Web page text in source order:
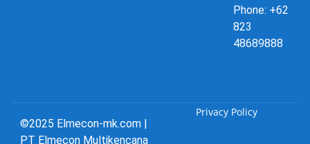
Phone: +62
823
48689888
©2025 Elmecon-mk.com |
PT Elmecon Multikencana
Privacy Policy